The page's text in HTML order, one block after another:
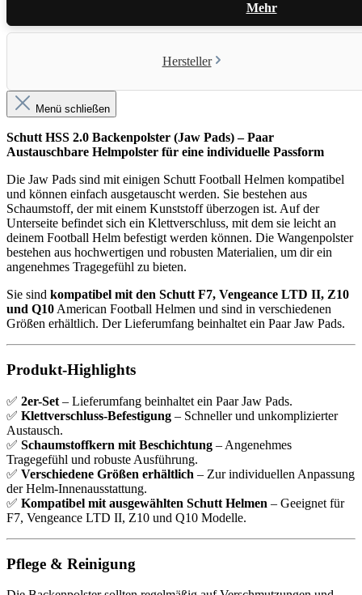
Mehr
Hersteller
Menü schließen
Schutt HSS 2.0 Backenpolster (Jaw Pads) – Paar
Austauschbare Helmpolster für eine individuelle Passform
Die Jaw Pads sind mit einigen Schutt Football Helmen kompatibel
und können einfach ausgetauscht werden. Sie bestehen aus
Schaumstoff, der mit einem Kunststoff überzogen ist. Auf der
Unterseite befindet sich ein Klettverschluss, mit dem sie leicht an
deinem Football Helm befestigt werden können. Die Wangenpolster
bestehen aus hochwertigen und robusten Materialien, um dir ein
angenehmes Tragegefühl zu bieten.
Sie sind kompatibel mit den Schutt F7, Vengeance LTD II, Z10
und Q10 American Football Helmen und sind in verschiedenen
Größen erhältlich. Der Lieferumfang beinhaltet ein Paar Jaw Pads.
Produkt-Highlights
✅ 2er-Set – Lieferumfang beinhaltet ein Paar Jaw Pads.
✅ Klettverschluss-Befestigung – Schneller und unkomplizierter
Austausch.
✅ Schaumstoffkern mit Beschichtung – Angenehmes
Tragegefühl und robuste Ausführung.
✅ Verschiedene Größen erhältlich – Zur individuellen Anpassung
der Helm-Innenausstattung.
✅ Kompatibel mit ausgewählten Schutt Helmen – Geeignet für
F7, Vengeance LTD II, Z10 und Q10 Modelle.
Pflege & Reinigung